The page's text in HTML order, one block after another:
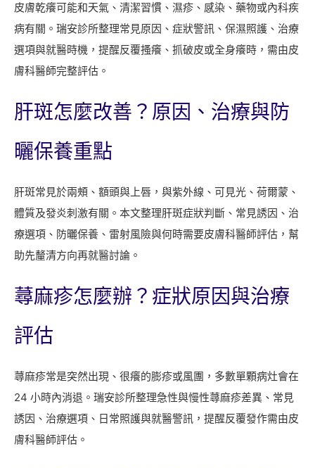
月
門
診
與
號
時
間
皮膚乾癢可能和天氣、清潔習慣、濕疹、感染、藥物或內科疾
病有關。瑞安診所整理常見原因、症狀警訊、保濕照護、治療
選項與就醫時機，提醒反覆搔癢、抓破皮或全身癢時，需由皮
膚科醫師完整評估。
肝斑怎麼改善？原因、治療與防
曬保養重點
肝斑常見於兩頰、額頭與上唇，與紫外線、可見光、荷爾蒙、
體質及發炎刺激有關。本文整理肝斑症狀判斷、常見誘因、治
療選項、防曬保養、雷射風險與何時需要皮膚科醫師評估，幫
助先釐清方向再就醫討論。
蕁麻疹怎麼辦？症狀原因與治療
評估
蕁麻疹常是突然出現、很癢的膨疹或風團，多數單顆病灶會在
24 小時內消退。瑞安診所整理急性與慢性蕁麻疹差異、常見
誘因、治療選項、日常照護與就醫警訊，提醒反覆發作需由皮
膚科醫師評估。